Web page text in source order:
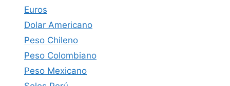
Euros
Dolar Americano
Peso Chileno
Peso Colombiano
Peso Mexicano